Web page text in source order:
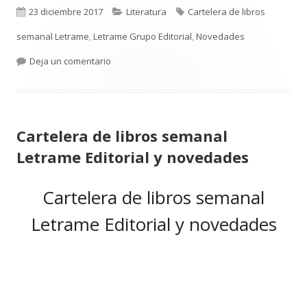
una
ventana
Publicado
el
23 diciembre 2017 Categorías
Literatura Etiquetas
Cartelera de libros
semanal Letrame,Letrame Grupo Editorial,Novedades
Deja un comentario
Cartelera de libros semanal
Letrame Editorial y novedades
Cartelera de libros semanal
Letrame Editorial y novedades